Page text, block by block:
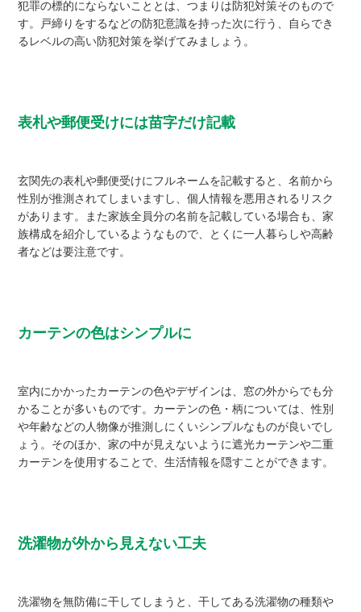
犯罪の標的にならないこととは、つまりは防犯対策そのもので
す。戸締りをするなどの防犯意識を持った次に行う、自らでき
るレベルの高い防犯対策を挙げてみましょう。
表札や郵便受けには苗字だけ記載
玄関先の表札や郵便受けにフルネームを記載すると、名前から
性別が推測されてしまいますし、個人情報を悪用されるリスク
があります。また家族全員分の名前を記載している場合も、家
族構成を紹介しているようなもので、とくに一人暮らしや高齢
者などは要注意です。
カーテンの色はシンプルに
室内にかかったカーテンの色やデザインは、窓の外からでも分
かることが多いものです。カーテンの色・柄については、性別
や年齢などの人物像が推測しにくいシンプルなものが良いでし
ょう。そのほか、家の中が見えないように遮光カーテンや二重
カーテンを使用することで、生活情報を隠すことができます。
洗濯物が外から見えない工夫
洗濯物を無防備に干してしまうと、干してある洗濯物の種類や